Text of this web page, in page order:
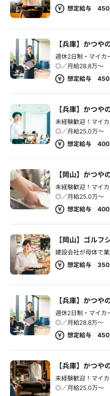
想定給与 450
【兵庫】かつや
週休2日制・マイカ
◎／月給28.8万～
想定給与 450
【兵庫】かつや
未経験歓迎！マイ
◎／月給25.0万～
想定給与 400
【岡山】かつや
未経験歓迎！マイ
◎／月給25.0万～
想定給与 400
【岡山】ゴルフ
建設会社が母体で
想定給与 350
【兵庫】かつや
週休2日制・マイカ
◎／月給28.8万～
想定給与 450
【兵庫】かつや
未経験歓迎！マイ
◎／月給25.0万～